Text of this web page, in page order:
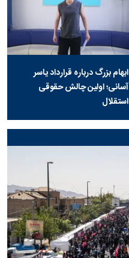
ابهام بزرگ درباره قرارداد یاسر
آسانی؛ اولین چالش حقوقی
استقلال